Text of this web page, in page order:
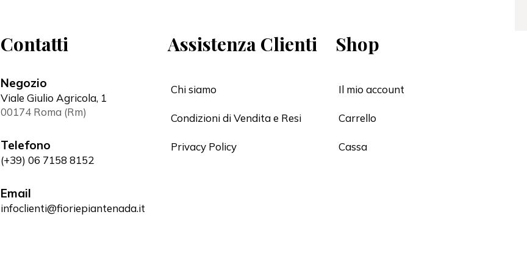
Contatti
Negozio
Viale Giulio Agricola, 1
00174 Roma (Rm)
Telefono
(+39) 06 7158 8152
Email
infoclienti@fioriepiantenada.it
Assistenza Clienti
Chi siamo
Condizioni di Vendita e Resi
Privacy Policy
Shop
Il mio account
Carrello
Cassa